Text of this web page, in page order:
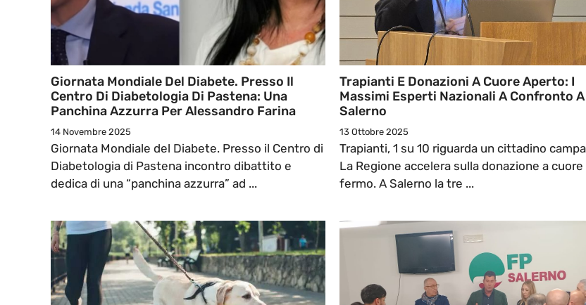
Giornata Mondiale Del Diabete. Presso Il
Centro Di Diabetologia Di Pastena: Una
Panchina Azzurra Per Alessandro Farina
14 Novembre 2025
Giornata Mondiale del Diabete. Presso il Centro di
Diabetologia di Pastena incontro dibattito e
dedica di una “panchina azzurra” ad ...
Trapianti E Donazioni A Cuore Aperto: I
Massimi Esperti Nazionali A Confronto A
Salerno
13 Ottobre 2025
Trapianti, 1 su 10 riguarda un cittadino
La Regione accelera sulla donazione a cuore
fermo. A Salerno la tre ...